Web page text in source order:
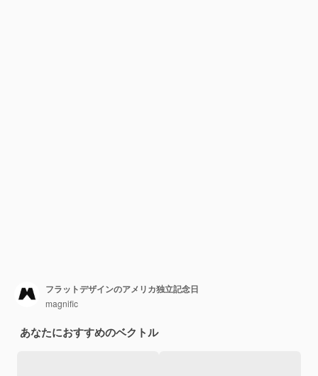
フラットデザインのアメリカ独立記念日
magnific
あなたにおすすめのベクトル